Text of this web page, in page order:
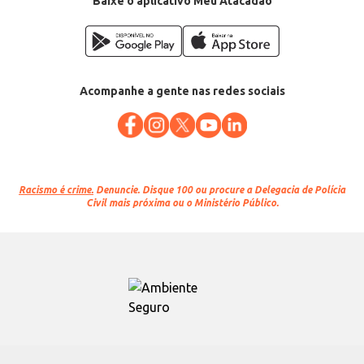
Acompanhe a gente nas redes sociais
Racismo é crime. Denuncie. Disque 100 ou procure a Delegacia de Polícia
Civil mais próxima ou o Ministério Público.